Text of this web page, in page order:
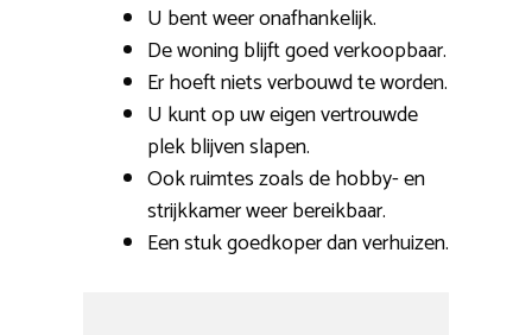
U bent weer onafhankelijk.
De woning blijft goed verkoopbaar.
Er hoeft niets verbouwd te worden.
U kunt op uw eigen vertrouwde
plek blijven slapen.
Ook ruimtes zoals de hobby- en
strijkkamer weer bereikbaar.
Een stuk goedkoper dan verhuizen.